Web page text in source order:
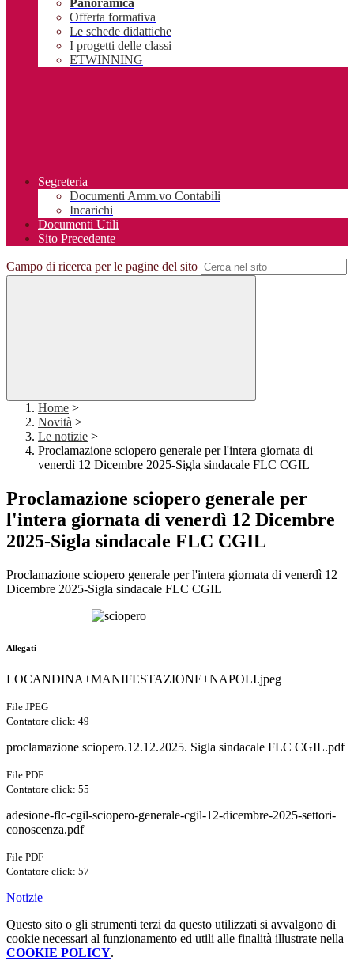
Panoramica
Offerta formativa
Le schede didattiche
I progetti delle classi
ETWINNING
Segreteria
Documenti Amm.vo Contabili
Incarichi
Documenti Utili
Sito Precedente
Campo di ricerca per le pagine del sito
Home >
Novità >
Le notizie >
Proclamazione sciopero generale per l'intera giornata di
venerdì 12 Dicembre 2025-Sigla sindacale FLC CGIL
Proclamazione sciopero generale per
l'intera giornata di venerdì 12 Dicembre
2025-Sigla sindacale FLC CGIL
Proclamazione sciopero generale per l'intera giornata di venerdì 12
Dicembre 2025-Sigla sindacale FLC CGIL
Allegati
LOCANDINA+MANIFESTAZIONE+NAPOLI.jpeg
File JPEG
Contatore click: 49
proclamazione sciopero.12.12.2025. Sigla sindacale FLC CGIL.pdf
File PDF
Contatore click: 55
adesione-flc-cgil-sciopero-generale-cgil-12-dicembre-2025-settori-
conoscenza.pdf
File PDF
Contatore click: 57
Notizie
Questo sito o gli strumenti terzi da questo utilizzati si avvalgono di
cookie necessari al funzionamento ed utili alle finalità illustrate nella
COOKIE POLICY.